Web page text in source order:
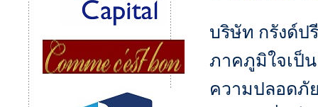
บริษัท กรังด์ป
ภาคภูมิใจเป็
ความปลอดภั